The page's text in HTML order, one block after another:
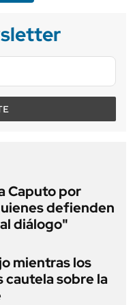
Caputo por
defienden
diálogo"
mientras los
cautela sobre la